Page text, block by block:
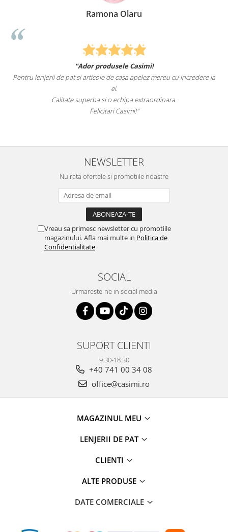
Ramona Olaru
"Ador produsele Casimi!
Pentru lenjerii de pat si articole de casa apelez mereu cu incredere la
ei.
Calitate superba si o echipa extraordinara.
Felicitari Casimi!"
NEWSLETTER
Nu rata ofertele si promotiile noastre
Vreau sa primesc newsletter cu promotiile
magazinului. Afla mai multe in Politica de
Confidentialitate
SOCIAL
Urmareste-ne in social media
SUPORT CLIENTI
9:30-18:30
+40 741 00 34 08
office@casimi.ro
MAGAZINUL MEU
LENJERII DE PAT
CLIENTI
ALTE PRODUSE
DATE COMERCIALE